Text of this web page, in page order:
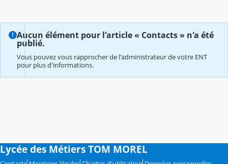
Aucun élément pour l'article « Contacts » n'a été
publié.
Vous pouvez vous rapprocher de l'administrateur de votre ENT
pour plus d'informations.
Lycée des Métiers TOM MOREL